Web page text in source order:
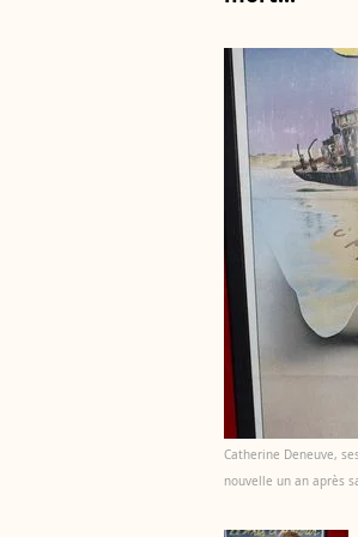
Catherine Deneuve,
nouvelle un an après